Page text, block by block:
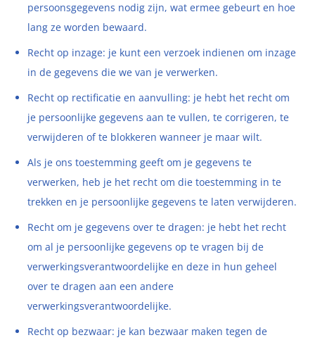
persoonsgegevens nodig zijn, wat ermee gebeurt en hoe
lang ze worden bewaard.
Recht op inzage: je kunt een verzoek indienen om inzage
in de gegevens die we van je verwerken.
Recht op rectificatie en aanvulling: je hebt het recht om
je persoonlijke gegevens aan te vullen, te corrigeren, te
verwijderen of te blokkeren wanneer je maar wilt.
Als je ons toestemming geeft om je gegevens te
verwerken, heb je het recht om die toestemming in te
trekken en je persoonlijke gegevens te laten verwijderen.
Recht om je gegevens over te dragen: je hebt het recht
om al je persoonlijke gegevens op te vragen bij de
verwerkingsverantwoordelijke en deze in hun geheel
over te dragen aan een andere
verwerkingsverantwoordelijke.
Recht op bezwaar: je kan bezwaar maken tegen de